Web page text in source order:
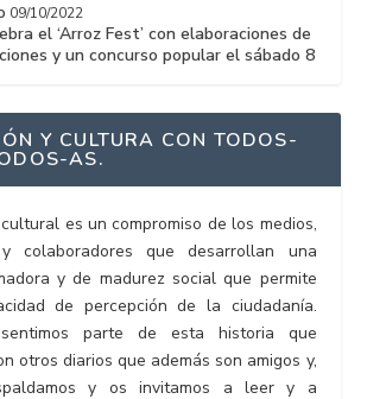
09/10/2022
el ‘Arroz Fest’ con elaboraciones de
y un concurso popular el sábado 8
Y CULTURA CON TODOS-
AS.
es un compromiso de los medios,
colaboradores que desarrollan una
y de madurez social que permite
de percepción de la ciudadanía.
parte de esta historia que
otros diarios que además son amigos y,
y os invitamos a leer y a